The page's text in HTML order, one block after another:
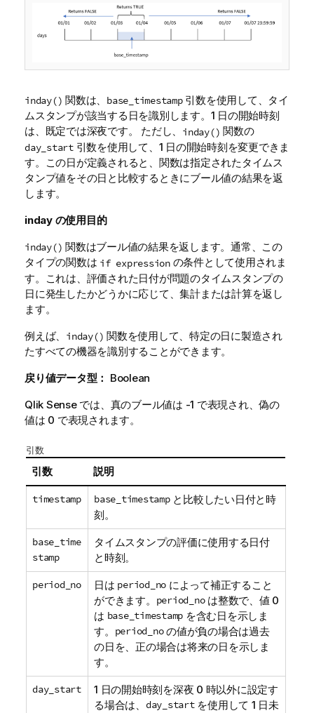
inday() 関数は、 base_timestamp引数を使用して、タイ
ムスタンプが該当する日を識別します。1 日の開始時刻
は、既定では深夜です。 ただし、 inday() 関数の
day_start引数を使用して、1 日の開始時刻を変更できま
す。この日が定義されると、関数は指定されたタイムス
タンプ値をその日と比較するときにブール値の結果を返
します。
indayの使用目的
inday() 関数はブール値の結果を返します。通常、この
タイプの関数は if expressionの条件として使用されま
す。これは、評価された日付が問題のタイムスタンプの
日に発生したかどうかに応じて、集計または計算を返し
ます。
例えば、 inday() 関数を使用して、特定の日に製造され
たすべての機器を識別することができます。
戻り値データ型： Boolean
Qlik Senseでは、真のブール値は -1 で表現され、偽の
値は 0 で表現されます。
引数
引数 説明
timestamp base_timestampと比較したい日付と時
刻。
base_time
stamp
タイムスタンプの評価に使用する日付
と時刻。
period_no 日は period_no によって補正すること
ができます。
period_noは整数で、値 0
は base_timestamp を含む日を示しま
す。
period_noの値が負の場合は過去
の日を、正の場合は将来の日を示しま
す。
day_start
1 日の開始時刻を深夜 0 時以外に設定す
る場合は、 day_startを使用して 1 日未